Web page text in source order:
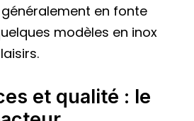
en fonte
modèles en inox
et qualité : le